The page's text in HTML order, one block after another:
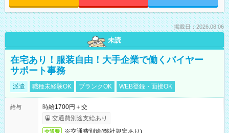
掲載日：2026.08.06
未読
在宅あり！服装自由！大手企業で働くバイヤー
サポート事務
派遣 職種未経験OK ブランクOK WEB登録・面接OK
給与
時給1700円＋交
交通費別途支給あり
交通費 ※交通費別途(弊社規定あり)